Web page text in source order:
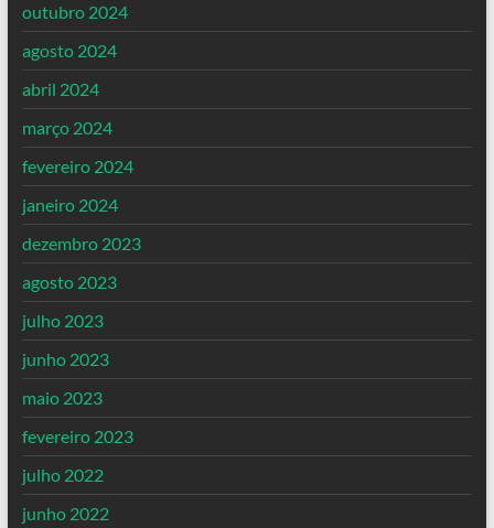
outubro 2024
agosto 2024
abril 2024
março 2024
fevereiro 2024
janeiro 2024
dezembro 2023
agosto 2023
julho 2023
junho 2023
maio 2023
fevereiro 2023
julho 2022
junho 2022